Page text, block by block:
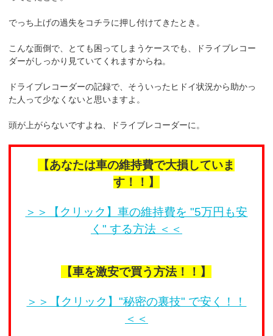
でっち上げの過失をコチラに押し付けてきたとき。
こんな面倒で、とても困ってしまうケースでも、ドライブレコー
ダーがしっかり見ていてくれますからね。
ドライブレコーダーの記録で、そういったヒドイ状況から助かっ
た人って少なくないと思いますよ。
頭が上がらないですよね、ドライブレコーダーに。
【あなたは車の維持費で大損していま
す！！】
＞＞【クリック】車の維持費を "5万円も安
く" する方法 ＜＜
【車を激安で買う方法！！】
＞＞【クリック】"秘密の裏技" で安く！！
＜＜